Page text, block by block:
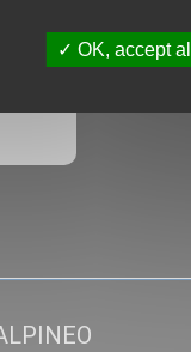
OK, accept all